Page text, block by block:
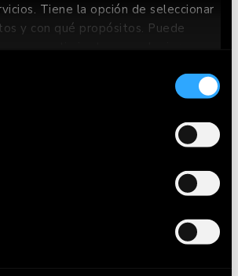
Tiene la opción de seleccionar
y con qué propósitos. Puede
consentimiento en cualquier
sobre su ubicación
digitales)